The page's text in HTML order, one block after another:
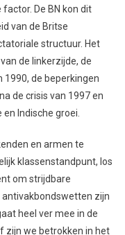
De BN kon dit
van de Britse
structuur. Het
de linkerzijde, de
1990, de beperkingen
de crisis van 1997 en
Indische groei.
en armen te
klassenstandpunt, los
om strijdbare
antivakbondswetten zijn
heel ver mee in de
zijn we betrokken in het